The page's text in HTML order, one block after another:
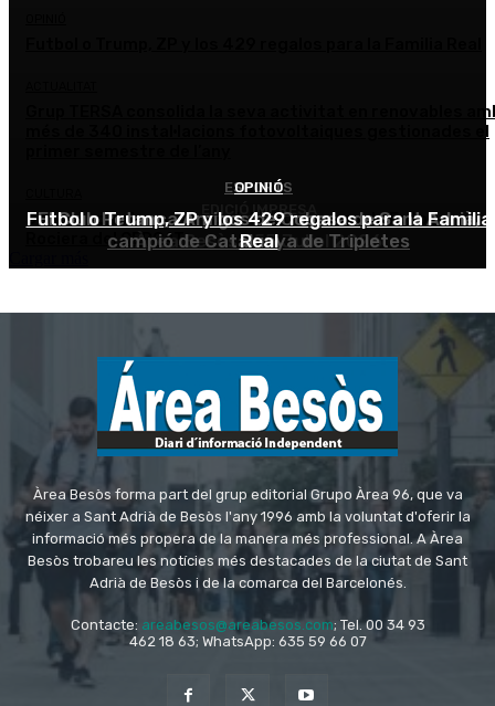
Àrea Besòs forma part del grup editorial Grupo Àrea 96, que va
néixer a Sant Adrià de Besòs l'any 1996 amb la voluntat d'oferir la
informació més propera de la manera més professional. A Àrea
Besòs trobareu les notícies més destacades de la ciutat de Sant
Adrià de Besòs i de la comarca del Barcelonés.
Contacte: areabesos@areabesos.com; Tel. 00 34 93
462 18 63; WhatsApp: 635 59 66 07